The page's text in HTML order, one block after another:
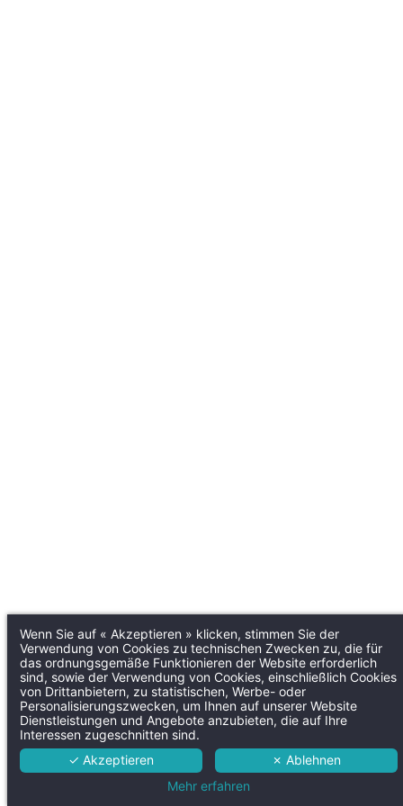
Wenn Sie auf « Akzeptieren » klicken, stimmen Sie der
Verwendung von Cookies zu technischen Zwecken zu, die für
das ordnungsgemäße Funktionieren der Website erforderlich
sind, sowie der Verwendung von Cookies, einschließlich Cookies
von Drittanbietern, zu statistischen, Werbe- oder
Personalisierungszwecken, um Ihnen auf unserer Website
Dienstleistungen und Angebote anzubieten, die auf Ihre
Interessen zugeschnitten sind.
✓ Akzeptieren
✗ Ablehnen
Mehr erfahren